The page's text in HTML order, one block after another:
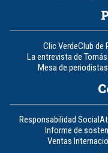
Clic VerdeClub de
La entrevista de
Mesa de periodistas
Responsabilidad Social
Informe de
Ventas